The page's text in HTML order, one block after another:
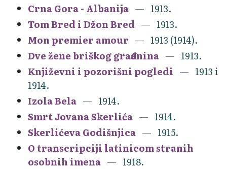
Crna Gora - Albanija
1913.
Tom Bred i Džon Bred
1913.
Mon premier amour
1913 (1914).
Dve žene briškog građanina
1913.
Književni i pozorišni pogledi
1913 i
1914.
Izola Bela
1914.
Smrt Jovana Skerlića
1914.
Skerlićeva Godišnjica
1915.
O transcripciji latinicom stranih
osobnih imena
1918.